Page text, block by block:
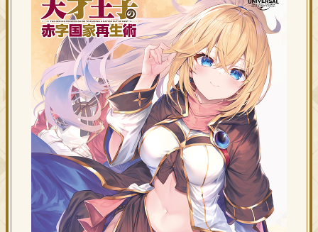
SHARE